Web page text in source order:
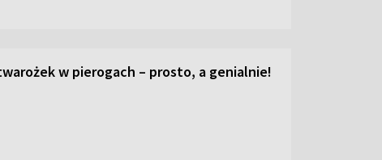
w pierogach – prosto, a genialnie!